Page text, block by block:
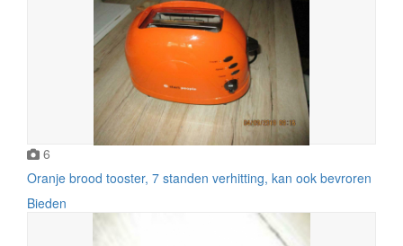
6
Oranje brood tooster, 7 standen verhitting, kan ook bevroren
Bieden